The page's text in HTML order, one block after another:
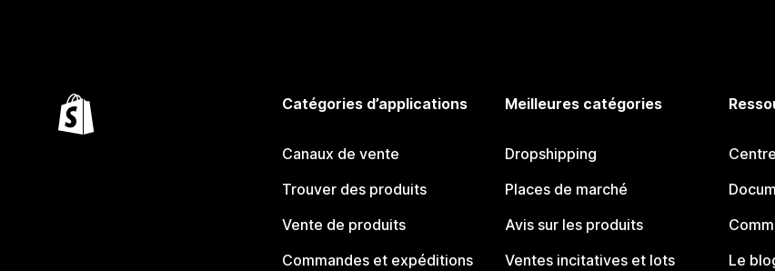
Catégories d’applications
Canaux de vente
Trouver des produits
Vente de produits
Commandes et expéditions
Meilleures catégories
Dropshipping
Places de marché
Avis sur les produits
Ventes incitatives et lots
Le